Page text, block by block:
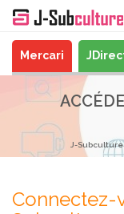
Mercari
J-Subculture
Connectez-